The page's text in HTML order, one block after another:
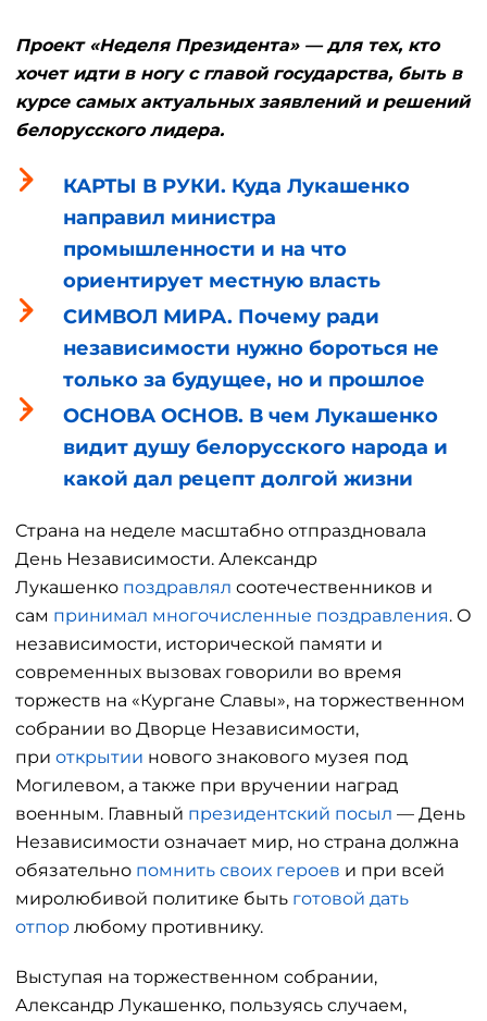
Проект «Неделя Президента» — для тех, кто
хочет идти в ногу с главой государства, быть в
курсе самых актуальных заявлений и решений
белорусского лидера.
КАРТЫ В РУКИ. Куда Лукашенко
направил министра
промышленности и на что
ориентирует местную власть
СИМВОЛ МИРА. Почему ради
независимости нужно бороться не
только за будущее, но и прошлое
ОСНОВА ОСНОВ. В чем Лукашенко
видит душу белорусского народа и
какой дал рецепт долгой жизни
Страна на неделе масштабно отпраздновала
День Независимости. Александр
Лукашенко поздравлял соотечественников и
сам принимал многочисленные поздравления. О
независимости, исторической памяти и
современных вызовах говорили во время
торжеств на «Кургане Славы», на торжественном
собрании во Дворце Независимости,
при открытии нового знакового музея под
Могилевом, а также при вручении наград
военным. Главный президентский посыл — День
Независимости означает мир, но страна должна
обязательно помнить своих героев и при всей
миролюбивой политике быть готовой дать
отпор любому противнику.
Выступая на торжественном собрании,
Александр Лукашенко, пользуясь случаем,